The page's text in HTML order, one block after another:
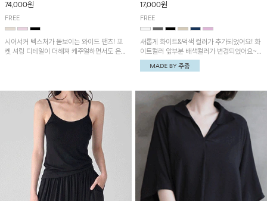
74,000원
FREE
시어서커 텍스처가 돋보이는 와이드 팬츠! 포
켓 셔링 디테일이 더해져 캐주얼하면서도 은은
아이템으로 활용하기 좋아요~
17,000원
FREE
새롭게 화이트&먹색 컬러가 추가되었어요! 화
이트컬러 앞부분 배색컬러가 변경되었어요~
중앙 린넨배색으로 유니크하면서 페이즐리 패
턴으로 감각적인 분위기를 연출이 가능한 티셔